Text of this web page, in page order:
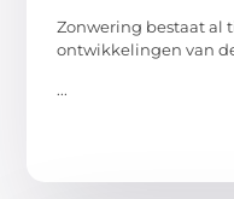
Zonwering bestaat al
ontwikkelingen van
...